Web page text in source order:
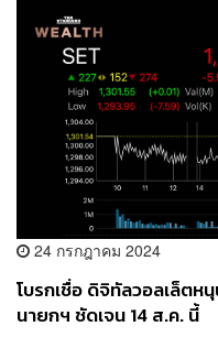
24 กรกฎาคม 2024
โบรกเชื่อ ดิจิทัลวอลเล็ต
นายกฯ ชัดเจน 14 ส.ค. นี้